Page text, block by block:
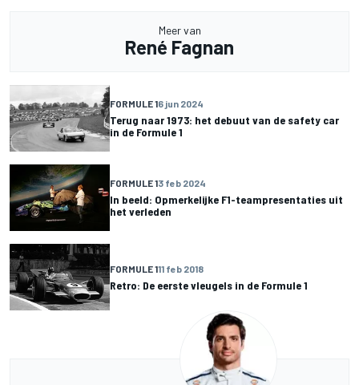
Meer van
René Fagnan
FORMULE 16 jun 2024
Terug naar 1973: het debuut van de safety car
in de Formule 1
FORMULE 13 feb 2024
In beeld: Opmerkelijke F1-teampresentaties uit
het verleden
FORMULE 111 feb 2018
Retro: De eerste vleugels in de Formule 1